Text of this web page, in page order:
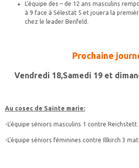
L'équipe des – de 12 ans masculins
à 9 face à Sélestat 5 et jouera la
chez le leader Benfeld.
Prochaine
Vendredi 18,Samedi 19 et
Au cosec de Sainte marie:
-L'équipe séniors masculins 1 contre Reichstett
-L'équipe séniors féminines contre Illkirch 3